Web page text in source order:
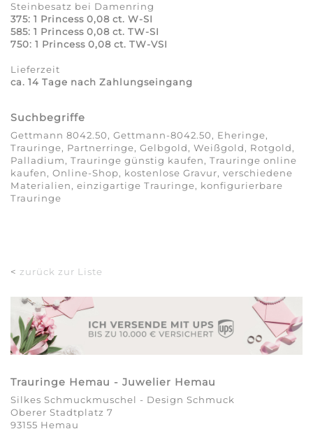
Steinbesatz bei Damenring
375: 1 Princess 0,08 ct. W-SI
585: 1 Princess 0,08 ct. TW-SI
750: 1 Princess 0,08 ct. TW-VSI
Lieferzeit
ca. 14 Tage nach Zahlungseingang
Suchbegriffe
Gettmann 8042.50, Gettmann-8042.50, Eheringe,
Trauringe, Partnerringe, Gelbgold, Weißgold, Rotgold,
Palladium, Trauringe günstig kaufen, Trauringe online
kaufen, Online-Shop, kostenlose Gravur, verschiedene
Materialien, einzigartige Trauringe, konfigurierbare
Trauringe
< zurück zur Liste
Trauringe Hemau - Juwelier Hemau
Silkes Schmuckmuschel - Design Schmuck
Oberer Stadtplatz 7
93155 Hemau